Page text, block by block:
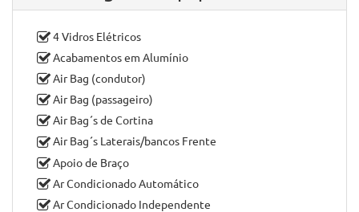
4 Vidros Elétricos
Acabamentos em Alumínio
Air Bag (condutor)
Air Bag (passageiro)
Air Bag´s de Cortina
Air Bag´s Laterais/bancos Frente
Apoio de Braço
Ar Condicionado Automático
Ar Condicionado Independente